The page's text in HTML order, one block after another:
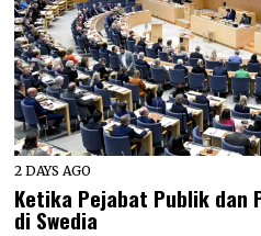
2 DAYS AGO
Ketika Pejabat Publik dan
di Swedia